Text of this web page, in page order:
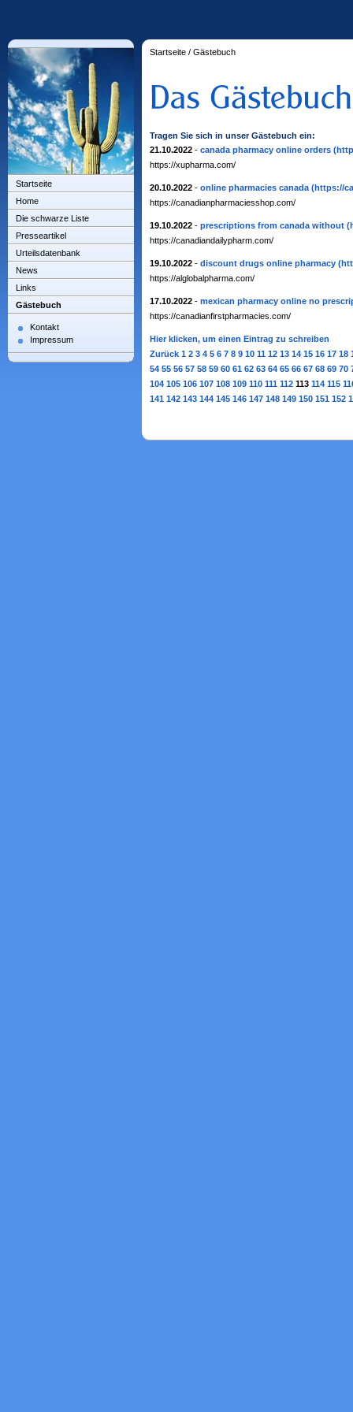
Startseite
Home
Die schwarze Liste
Presseartikel
Urteilsdatenbank
News
Links
Gästebuch
Kontakt
Impressum
Startseite / Gästebuch
Tragen Sie sich in unser Gästebuch ein:
21.10.2022 - canada pharmacy online orders
https://xupharma.com/
20.10.2022 - online pharmacies canada (https://
https://canadianpharmaciesshop.com/
19.10.2022 - prescriptions from canada without
https://canadiandailypharm.com/
19.10.2022 - discount drugs online pharmacy
https://alglobalpharma.com/
17.10.2022 - mexican pharmacy online no
https://canadianfirstpharmacies.com/
Hier klicken, um einen Eintrag zu schreiben
Zurück 1 2 3 4 5 6 7 8 9 10 11 12 13 14 15 16 17 18
54 55 56 57 58 59 60 61 62 63 64 65 66 67 68 69 70
104 105 106 107 108 109 110 111 112 113 114 115
141 142 143 144 145 146 147 148 149 150 151 152